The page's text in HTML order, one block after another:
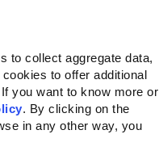
to collect aggregate data,
to offer additional
you want to know more or
. By clicking on the
in any other way, you
La marque Où acheter